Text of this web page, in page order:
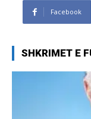
Facebook
SHKRIMET E